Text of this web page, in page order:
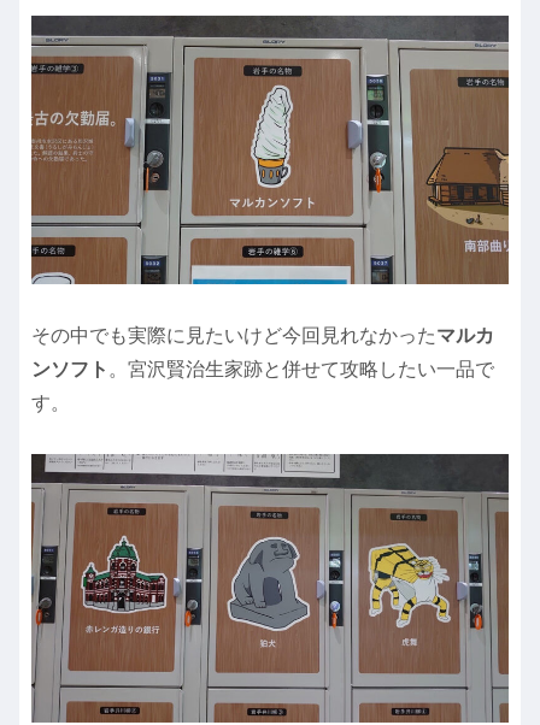
その中でも実際に見たいけど今回見れなかったマルカ
ンソフト 。宮沢賢治生家跡と併せて攻略したい一品で
す。